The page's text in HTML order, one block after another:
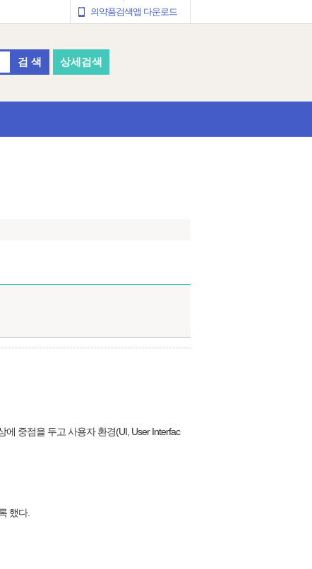
의약품검색앱 다운로드
검 색 상세검색
중점을 두고 사용자 환경(UI, User Interfac
했다.